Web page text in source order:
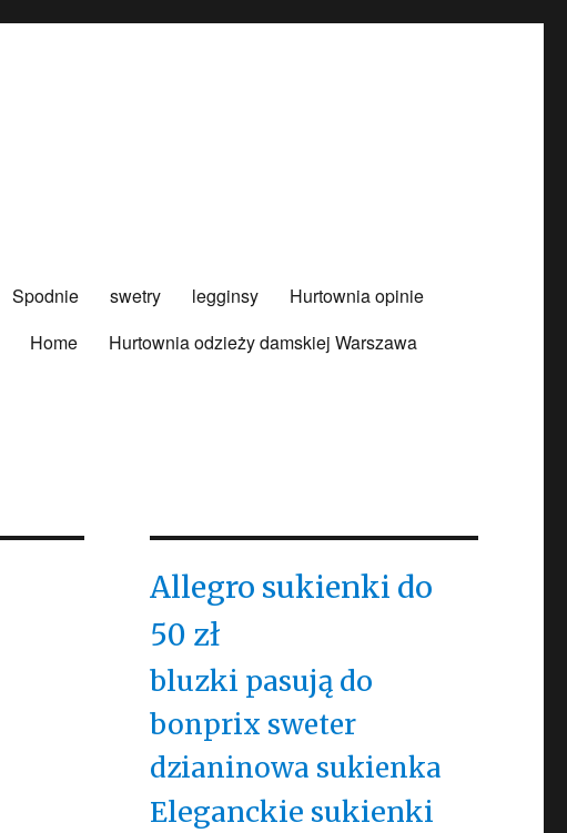
Spodnie swetry legginsy
Hurtownia opinie
Home
Hurtownia odzieży damskiej Warszawa
Allegro sukienki do
50 zł
bluzki pasują do
bonprix sweter
dzianinowa sukienka
Eleganckie sukienki